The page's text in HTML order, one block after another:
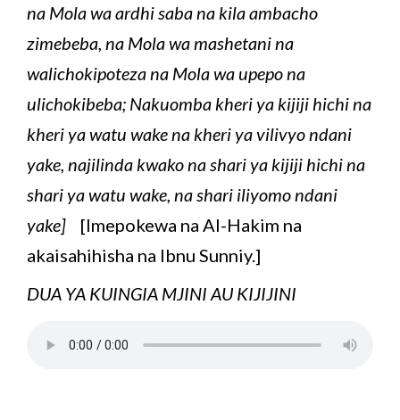
na Mola wa ardhi saba na kila ambacho
zimebeba, na Mola wa mashetani na
walichokipoteza na Mola wa upepo na
ulichokibeba; Nakuomba kheri ya kijiji hichi na
kheri ya watu wake na kheri ya vilivyo ndani
yake, najilinda kwako na shari ya kijiji hichi na
shari ya watu wake, na shari iliyomo ndani
yake] [Imepokewa na Al-Hakim na
akaisahihisha na Ibnu Sunniy.]
DUA YA KUINGIA MJINI AU KIJIJINI